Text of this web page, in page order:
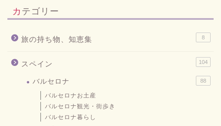
カテゴリー
旅の持ち物、知恵集 8
スペイン 104
バルセロナ 88
バルセロナお土産
バルセロナ観光・街歩き
バルセロナ暮らし